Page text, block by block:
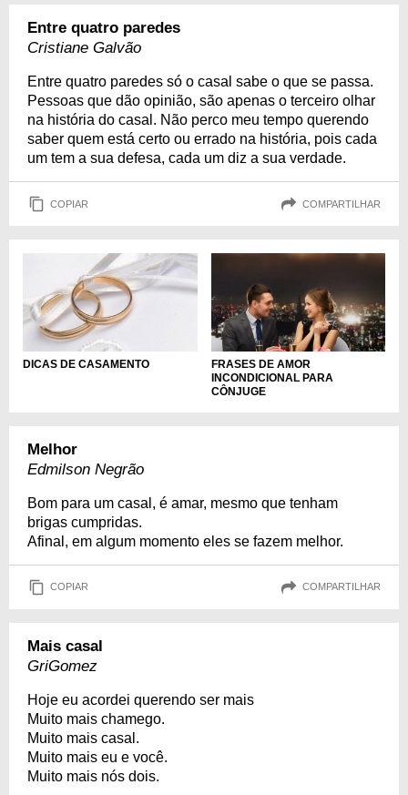
Entre quatro paredes
Cristiane Galvão
Entre quatro paredes só o casal sabe o que se passa.
Pessoas que dão opinião, são apenas o terceiro olhar
na história do casal. Não perco meu tempo querendo
saber quem está certo ou errado na história, pois cada
um tem a sua defesa, cada um diz a sua verdade.
COPIAR COMPARTILHAR
DICAS DE CASAMENTO
FRASES DE AMOR
INCONDICIONAL PARA
CÔNJUGE
Melhor
Edmilson Negrão
Bom para um casal, é amar, mesmo que tenham
brigas cumpridas.
Afinal, em algum momento eles se fazem melhor.
COPIAR COMPARTILHAR
Mais casal
GriGomez
Hoje eu acordei querendo ser mais
Muito mais chamego.
Muito mais casal.
Muito mais eu e você.
Muito mais nós dois.